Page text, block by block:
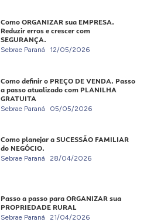
Como ORGANIZAR sua EMPRESA.
Reduzir erros e crescer com
SEGURANÇA.
Sebrae Paraná 12/05/2026
Como definir o PREÇO DE VENDA. Passo
a passo atualizado com PLANILHA
GRATUITA
Sebrae Paraná 05/05/2026
Como planejar a SUCESSÃO FAMILIAR
do NEGÓCIO.
Sebrae Paraná 28/04/2026
Passo a passo para ORGANIZAR sua
PROPRIEDADE RURAL
Sebrae Paraná 21/04/2026